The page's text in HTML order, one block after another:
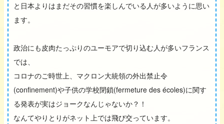
と日本よりはまだその習慣を楽しんでいる人が多いように思い
ます。
政治にも皮肉たっぷりのユーモアで切り込む人が多いフランス
では、
コロナのご時世上、マクロン大統領の外出禁止令
(confinement)や子供の学校閉鎖(fermeture des écoles)に関す
る発表が実はジョークなんじゃないか？！
なんてやりとりがネット上では飛び交っています。